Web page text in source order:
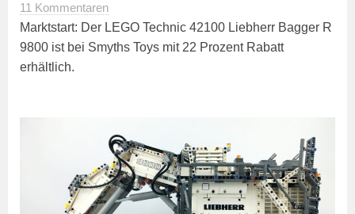
11 Kommentaren
Marktstart: Der LEGO Technic 42100 Liebherr Bagger R
9800 ist bei Smyths Toys mit 22 Prozent Rabatt
erhältlich.